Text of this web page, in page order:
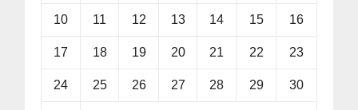
10 11 12 13 14 15 16
17 18 19 20 21 22 23
24 25 26 27 28 29 30